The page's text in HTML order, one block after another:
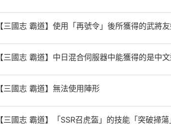
【三國志 霸道】使用「再號令」後所獲得的武將
【三國志 霸道】中日混合伺服器中能獲得的是中
【三國志 霸道】無法使用陣形
【三國志 霸道】「SSR召虎盔」的技能「突破掃